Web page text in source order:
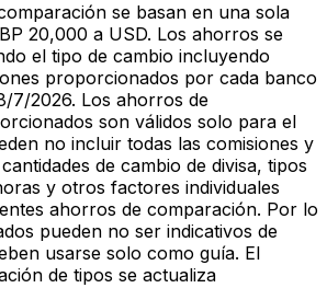
se basan en una sola
20,000 a USD. Los ahorros se
el tipo de cambio incluyendo
proporcionados por cada banco
7/2026. Los ahorros de
son válidos solo para el
no incluir todas las comisiones y
de cambio de divisa, tipos
y otros factores individuales
ahorros de comparación. Por lo
pueden no ser indicativos de
usarse solo como guía. El
de tipos se actualiza